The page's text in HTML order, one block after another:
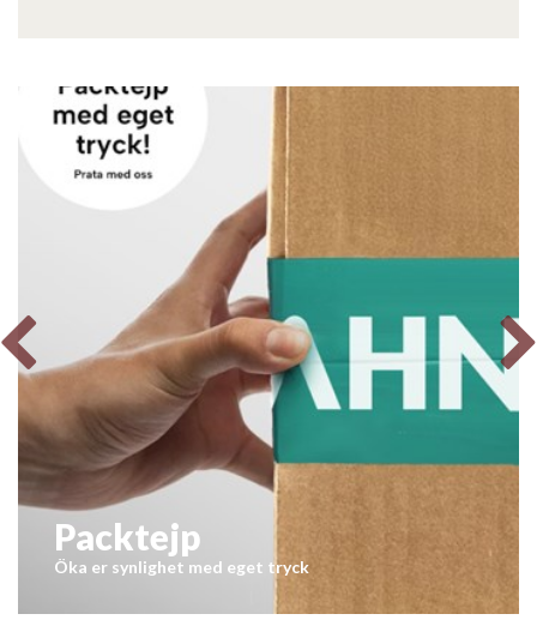
Packtejp
Öka er synlighet med eget tryck